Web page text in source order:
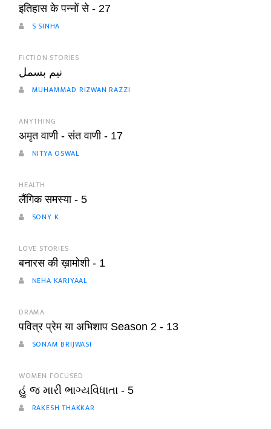
इतिहास के पन्नों से - 27
S SINHA
FICTION STORIES
نیم بسمل
MUHAMMAD RIZWAN RAZZI
ANYTHING
अमृत वाणी - संत वाणी - 17
NITYA OSWAL
HEALTH
लैंगिक समस्या - 5
SONY K
LOVE STORIES
बनारस की ख़ामोशी - 1
NEHA KARIYAAL
DRAMA
पवित्र प्रेम या अभिशाप Season 2 - 13
SONAM BRIJWASI
WOMEN FOCUSED
હું જ મારી ભાગ્યવિધાતા - 5
RAKESH THAKKAR